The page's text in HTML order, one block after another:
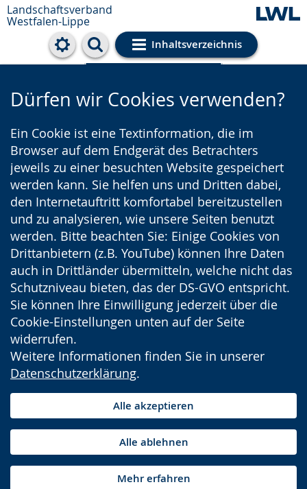
Landschaftsverband
Westfalen-Lippe
Inhaltsverzeichnis
Cookie-Einstellungen
Dürfen wir Cookies verwenden?
Ein Cookie ist eine Textinformation, die im
Browser auf dem Endgerät des Betrachters
jeweils zu einer besuchten Website gespeichert
werden kann. Sie helfen uns und Dritten dabei,
den Internetauftritt komfortabel bereitzustellen
und zu analysieren, wie unsere Seiten benutzt
werden. Bitte beachten Sie: Einige Cookies von
Drittanbietern (z.B. YouTube) können Ihre Daten
auch in Drittländer übermitteln, welche nicht das
Schutzniveau bieten, das der DS-GVO entspricht.
Sie können Ihre Einwilligung jederzeit über die
Cookie-Einstellungen unten auf der Seite
widerrufen.
Weitere Informationen finden Sie in unserer
Datenschutzerklärung.
Alle akzeptieren
Alle ablehnen
Mehr erfahren